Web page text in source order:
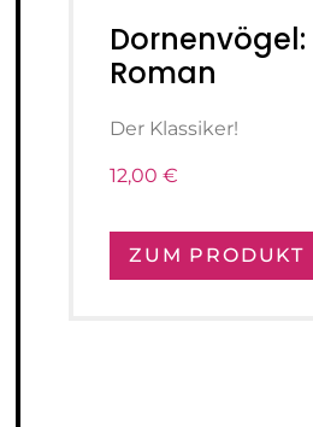
Dornenvögel:
Roman
Der Klassiker!
12,00 €
ZUM PRODUKT